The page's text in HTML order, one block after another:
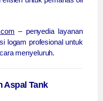
– penyedia layanan
logam profesional untuk
menyeluruh.
Aspal Tank